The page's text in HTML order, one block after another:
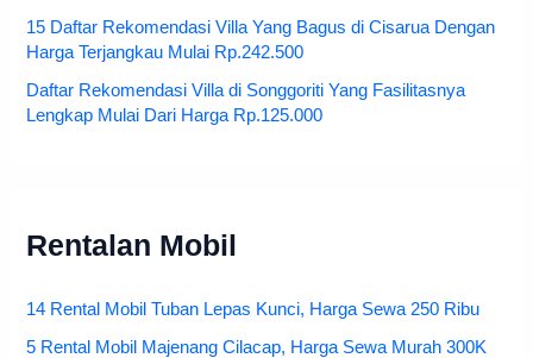
15 Daftar Rekomendasi Villa Yang Bagus di Cisarua Dengan
Harga Terjangkau Mulai Rp.242.500
Daftar Rekomendasi Villa di Songgoriti Yang Fasilitasnya
Lengkap Mulai Dari Harga Rp.125.000
Rentalan Mobil
14 Rental Mobil Tuban Lepas Kunci, Harga Sewa 250 Ribu
5 Rental Mobil Majenang Cilacap, Harga Sewa Murah 300K